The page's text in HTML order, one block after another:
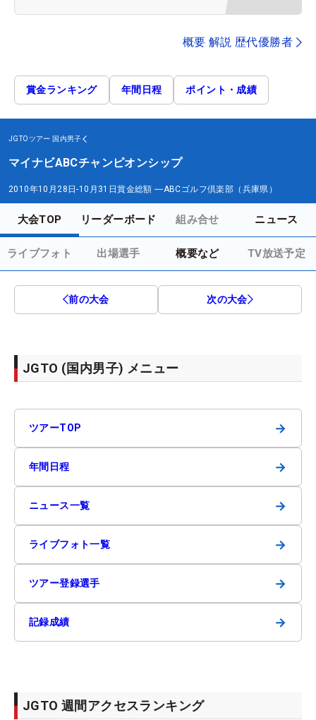
概要 解説 歴代優勝者
賞金ランキング 年間日程 ポイント・成績
JGTOツアー 国内男子
マイナビABCチャンピオンシップ
2010年10月28日-10月31日賞金総額 ―ABCゴルフ倶楽部（兵庫県）
大会TOP リーダーボード 組み合せ ニュース
ライブフォト 出場選手 概要など TV放送予定
前の大会 次の大会
JGTO (国内男子) メニュー
ツアーTOP →
年間日程 →
ニュース一覧 →
ライブフォト一覧 →
ツアー登録選手 →
記録成績 →
JGTO 週間アクセスランキング